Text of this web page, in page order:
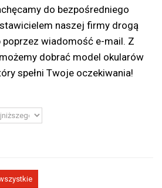
do bezpośredniego
naszej firmy drogą
wiadomość e-mail. Z
dobrać model okularów
spełni Twoje oczekiwania!